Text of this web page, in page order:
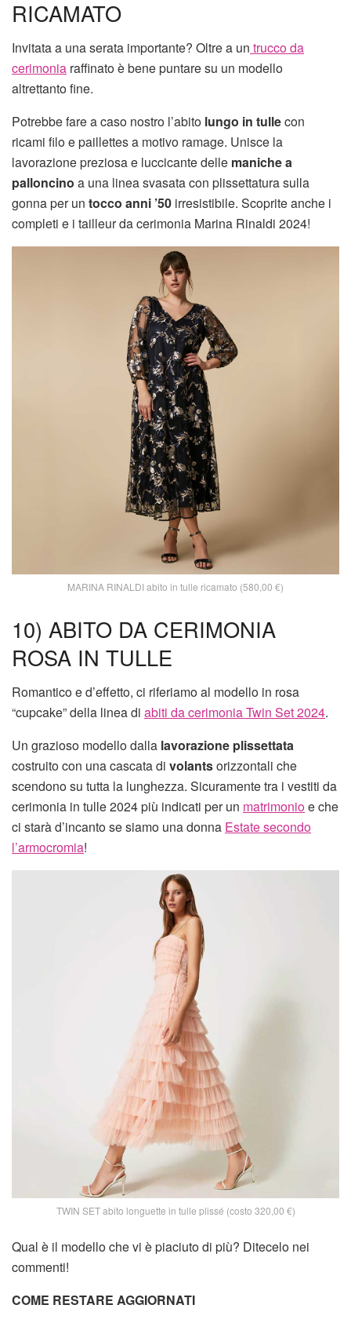
RICAMATO
Invitata a una serata importante? Oltre a un trucco da
cerimonia raffinato è bene puntare su un modello
altrettanto fine.
Potrebbe fare a caso nostro l’abito lungo in tullecon
ricami filo e paillettes a motivo ramage. Unisce la
lavorazione preziosa e luccicante delle maniche a
palloncino a una linea svasata con plissettatura sulla
gonna per un tocco anni ’50 irresistibile. Scoprite anche i
completi e i tailleur da cerimonia Marina Rinaldi 2024!
MARINA RINALDI abito in tulle ricamato (580,00 €)
10) ABITO DA CERIMONIA
ROSA IN TULLE
Romantico e d’effetto, ci riferiamo al modello in rosa
“cupcake” della linea di abiti da cerimonia Twin Set 2024.
Un grazioso modello dalla lavorazione plissettata
costruito con una cascata di volantsorizzontali che
scendono su tutta la lunghezza. Sicuramente tra i vestiti da
cerimonia in tulle 2024 più indicati per un matrimonioe che
ci starà d’incanto se siamo una donna Estate secondo
l’armocromia!
TWIN SET abito longuette in tulle plissé (costo 320,00 €)
Qual è il modello che vi è piaciuto di più? Ditecelo nei
commenti!
COME RESTARE AGGIORNATI